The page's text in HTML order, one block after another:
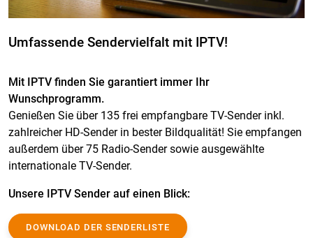
Umfassende Sendervielfalt mit IPTV!
Mit IPTV finden Sie garantiert immer Ihr
Wunschprogramm.
Genießen Sie über 135 frei empfangbare TV-Sender inkl.
zahlreicher HD-Sender in bester Bildqualität! Sie empfangen
außerdem über 75 Radio-Sender sowie ausgewählte
internationale TV-Sender.
Unsere IPTV Sender auf einen Blick:
DOWNLOAD DER SENDERLISTE